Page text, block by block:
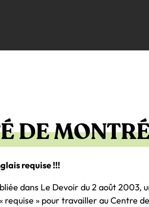
DE
requise !!!
dans Le Devoir du 2 août 2003,
requise » pour travailler au Centre de